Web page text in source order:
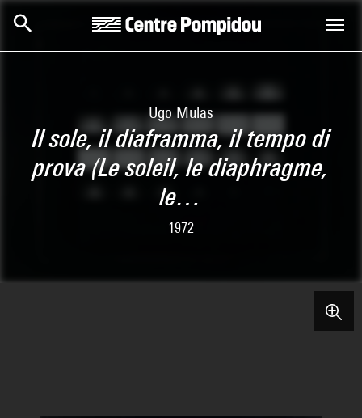
Ugo Mulas
Il sole, il diaframma, il tempo di
prova (Le soleil, le diaphragme,
le…
1972